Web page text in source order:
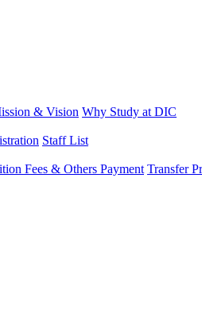
& Vision Why Study at DIC
Staff List
Fees & Others Payment Transfer